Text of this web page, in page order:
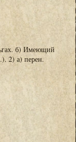
б) Имеющий
2) а) перен.